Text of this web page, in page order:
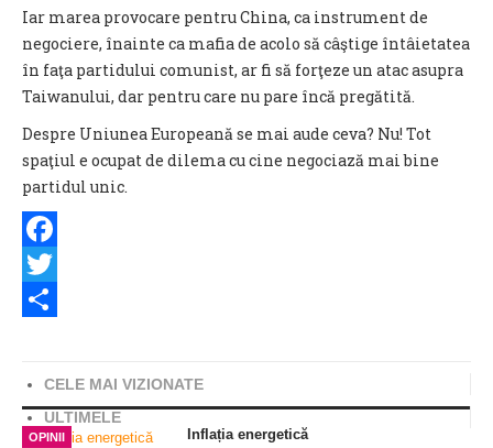
Iar marea provocare pentru China, ca instrument de
negociere, înainte ca mafia de acolo să câştige întâietatea
în faţa partidului comunist, ar fi să forţeze un atac asupra
Taiwanului, dar pentru care nu pare încă pregătită.
Despre Uniunea Europeană se mai aude ceva? Nu! Tot
spaţiul e ocupat de dilema cu cine negociază mai bine
partidul unic.
Facebook
Twitter
CELE MAI VIZIONATE
ULTIMELE
OPINII Inflația energetică